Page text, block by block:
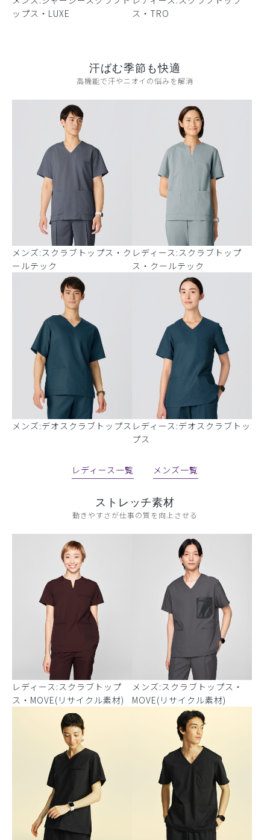
ップス・LUXE
ス・TRO
汗ばむ季節も快適
高機能で汗やニオイの悩みを解消
メンズ:スクラブトップス・ク
ールテック
レディース:スクラブトップ
ス・クールテック
メンズ:デオスクラブトップス レディース:デオスクラブトッ
プス
レディース一覧 メンズ一覧
ストレッチ素材
動きやすさが仕事の質を向上させる
レディース:スクラブトップ
ス・MOVE(リサイクル素材)
メンズ:スクラブトップス・
MOVE(リサイクル素材)